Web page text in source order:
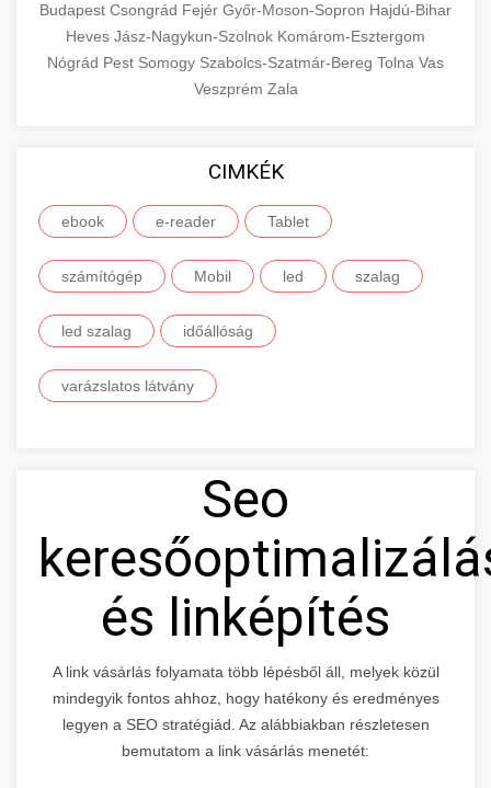
Budapest Csongrád Fejér Győr-Moson-Sopron Hajdú-Bihar
Heves Jász-Nagykun-Szolnok Komárom-Esztergom
Nógrád Pest Somogy Szabolcs-Szatmár-Bereg Tolna Vas
Veszprém Zala
CIMKÉK
ebook e-reader Tablet
számítógép Mobil led szalag
led szalag időállóság
varázslatos látvány
Seo
és linképítés
A link vásárlás folyamata több lépésből áll, melyek közül
mindegyik fontos ahhoz, hogy hatékony és eredményes
legyen a SEO stratégiád. Az alábbiakban részletesen
bemutatom a link vásárlás menetét: